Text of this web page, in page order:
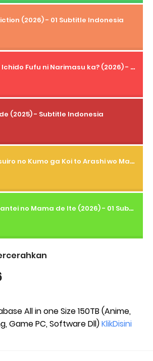
(2026) - 01 Subtitle Indonesia
Mou Ichido Fufu ni Narimasu ka? (2026) - 01 Subtitle Indonesia
(2025) - Subtitle Indonesia
Natsuiro no Kumo ga Koi to Arashi wo Makiokosu (2026) - 01 Subtitle Indonesia
Meitantei no Mama de Ite (2026) - 01 Subtitle Indonesia
All in one Size 150TB (Anime,
Game PC, Software Dll)KlikDisini